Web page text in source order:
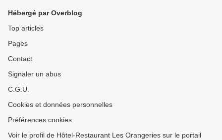
Hébergé par Overblog
Top articles
Pages
Contact
Signaler un abus
C.G.U.
Cookies et données personnelles
Préférences cookies
Voir le profil de Hôtel-Restaurant Les Orangeries sur le portail